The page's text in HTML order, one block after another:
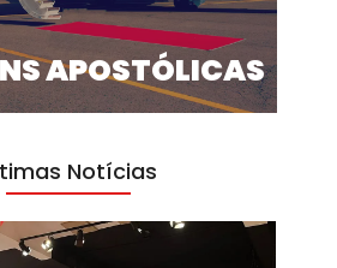
APOSTÓLICAS
Notícias